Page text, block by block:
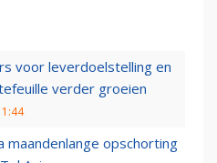
voor leverdoelstelling en
verder groeien
maandenlange opschorting